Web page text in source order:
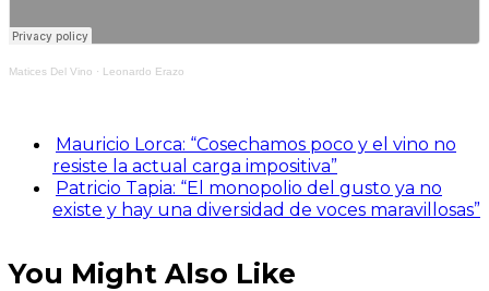
Matices Del Vino · Leonardo Erazo
Mauricio Lorca: “Cosechamos poco y el vino no
resiste la actual carga impositiva”
Patricio Tapia: “El monopolio del gusto ya no
existe y hay una diversidad de voces maravillosas”
You Might Also Like